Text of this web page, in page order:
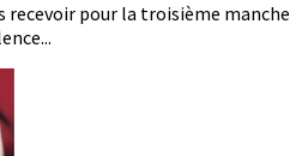
recevoir pour la troisième manche